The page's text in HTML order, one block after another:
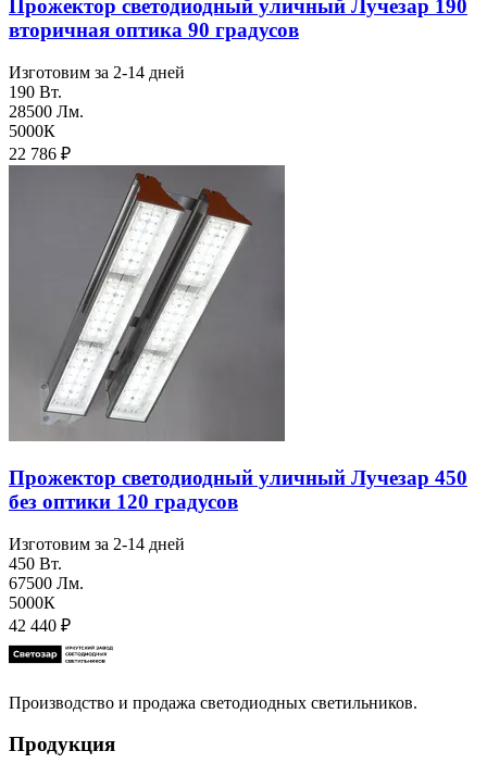
Прожектор светодиодный уличный Лучезар 190
вторичная оптика 90 градусов
Изготовим за 2-14 дней
190 Вт.
28500 Лм.
5000К
22 786 ₽
Прожектор светодиодный уличный Лучезар 450
без оптики 120 градусов
Изготовим за 2-14 дней
450 Вт.
67500 Лм.
5000К
42 440 ₽
Производство и продажа светодиодных светильников.
Продукция